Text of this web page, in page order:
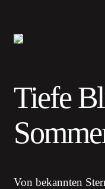
Tiefe
Von bekannten